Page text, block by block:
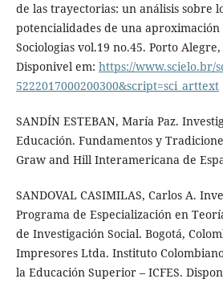
de las trayectorias: un análisis sobre
potencialidades de una
Sociologias vol.19 no.45. Porto
Disponivel em: https://www.scielo.br/
5222017000200300&script=sci_arttext
SANDÍN ESTEBAN, María Paz.
Educación. Fundamentos y
Graw and Hill Interamericana de
SANDOVAL CASIMILAS, Carlos A.
Programa de Especialización en
de Investigación Social. Bogotá,
Impresores Ltda. Instituto
la Educación Superior – ICFES.